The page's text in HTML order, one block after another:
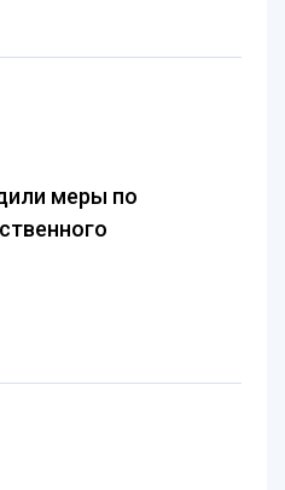
меры по